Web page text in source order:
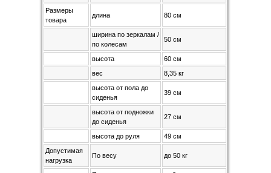
Размеры
товара
длина 80 см
ширина по зеркалам /
по колесам
50 см
высота
60 см
вес
8,35 кг
высота от пола до
сиденья
39 см
высота от подножки
до сиденья
27 см
высота до руля
49 см
Допустимая
нагрузка
По весу до 50 кг